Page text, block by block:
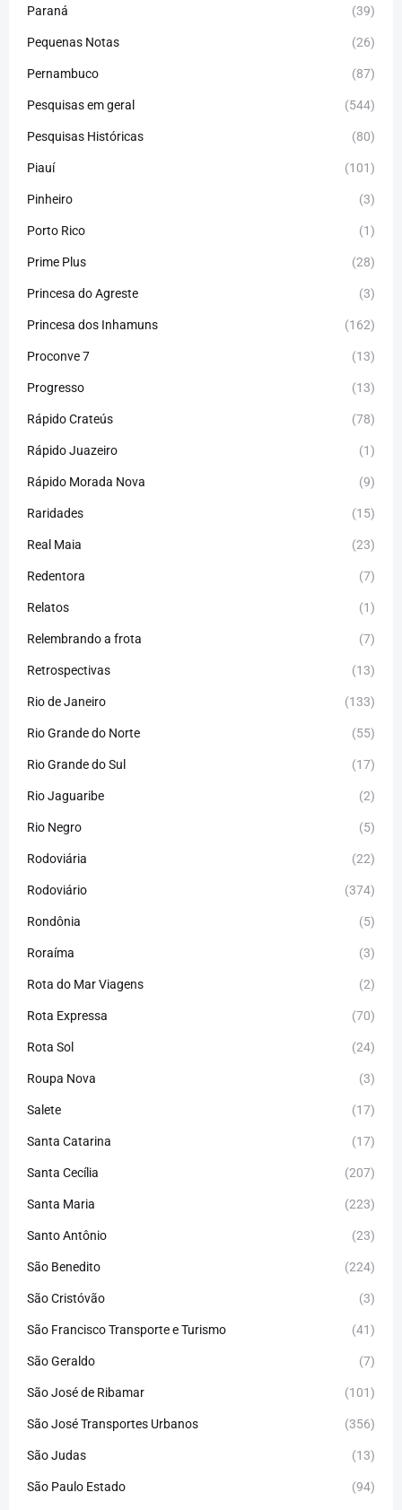
Paraná (39)
Pequenas Notas (26)
Pernambuco (87)
Pesquisas em geral (544)
Pesquisas Históricas (80)
Piauí (101)
Pinheiro (3)
Porto Rico (1)
Prime Plus (28)
Princesa do Agreste (3)
Princesa dos Inhamuns (162)
Proconve 7 (13)
Progresso (13)
Rápido Crateús (78)
Rápido Juazeiro (1)
Rápido Morada Nova (9)
Raridades (15)
Real Maia (23)
Redentora (7)
Relatos (1)
Relembrando a frota (7)
Retrospectivas (13)
Rio de Janeiro (133)
Rio Grande do Norte (55)
Rio Grande do Sul (17)
Rio Jaguaribe (2)
Rio Negro (5)
Rodoviária (22)
Rodoviário (374)
Rondônia (5)
Roraíma (3)
Rota do Mar Viagens (2)
Rota Expressa (70)
Rota Sol (24)
Roupa Nova (3)
Salete (17)
Santa Catarina (17)
Santa Cecília (207)
Santa Maria (223)
Santo Antônio (23)
São Benedito (224)
São Cristóvão (3)
São Francisco Transporte e Turismo (41)
São Geraldo (7)
São José de Ribamar (101)
São José Transportes Urbanos (356)
São Judas (13)
São Paulo Estado (94)